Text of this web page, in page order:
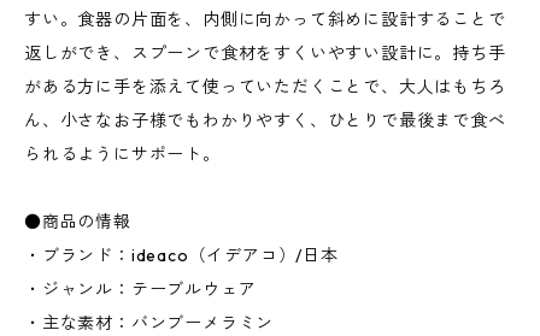
すい。食器の片面を、内側に向かって斜めに設計することで
返しができ、スプーンで食材をすくいやすい設計に。持ち手
がある方に手を添えて使っていただくことで、大人はもちろ
ん、小さなお子様でもわかりやすく、ひとりで最後まで食べ
られるようにサポート。
●商品の情報
・ブランド：ideaco（イデアコ）/日本
・ジャンル：テーブルウェア
・主な素材：バンブーメラミン